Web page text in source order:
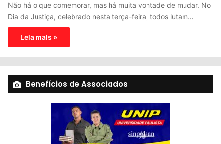
Não há o que comemorar, mas há muita vontade de mudar. No
Dia da Justiça, celebrado nesta terça-feira, todos lutam…
Leia mais »
Benefícios de Associados